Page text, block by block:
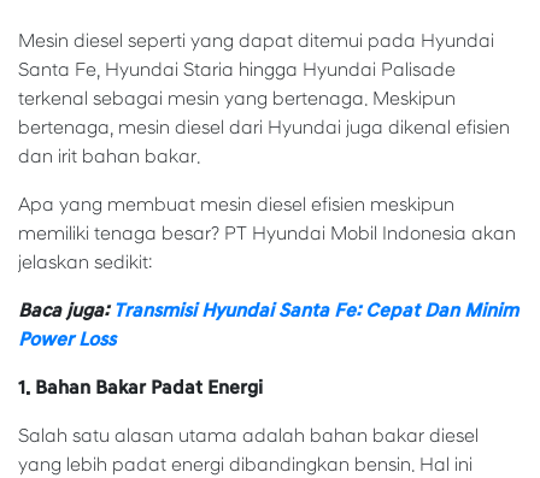
Mesin diesel seperti yang dapat ditemui pada Hyundai
Santa Fe, Hyundai Staria hingga Hyundai Palisade
terkenal sebagai mesin yang bertenaga. Meskipun
bertenaga, mesin diesel dari Hyundai juga dikenal efisien
dan irit bahan bakar.
Apa yang membuat mesin diesel efisien meskipun
memiliki tenaga besar? PT Hyundai Mobil Indonesia akan
jelaskan sedikit:
Baca juga: Transmisi Hyundai Santa Fe: Cepat Dan Minim
Power Loss
1. Bahan Bakar Padat Energi
Salah satu alasan utama adalah bahan bakar diesel
yang lebih padat energi dibandingkan bensin. Hal ini